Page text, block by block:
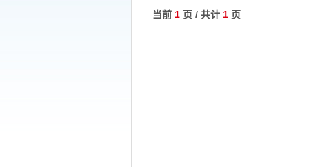
当前 1 页 / 共计 1 页